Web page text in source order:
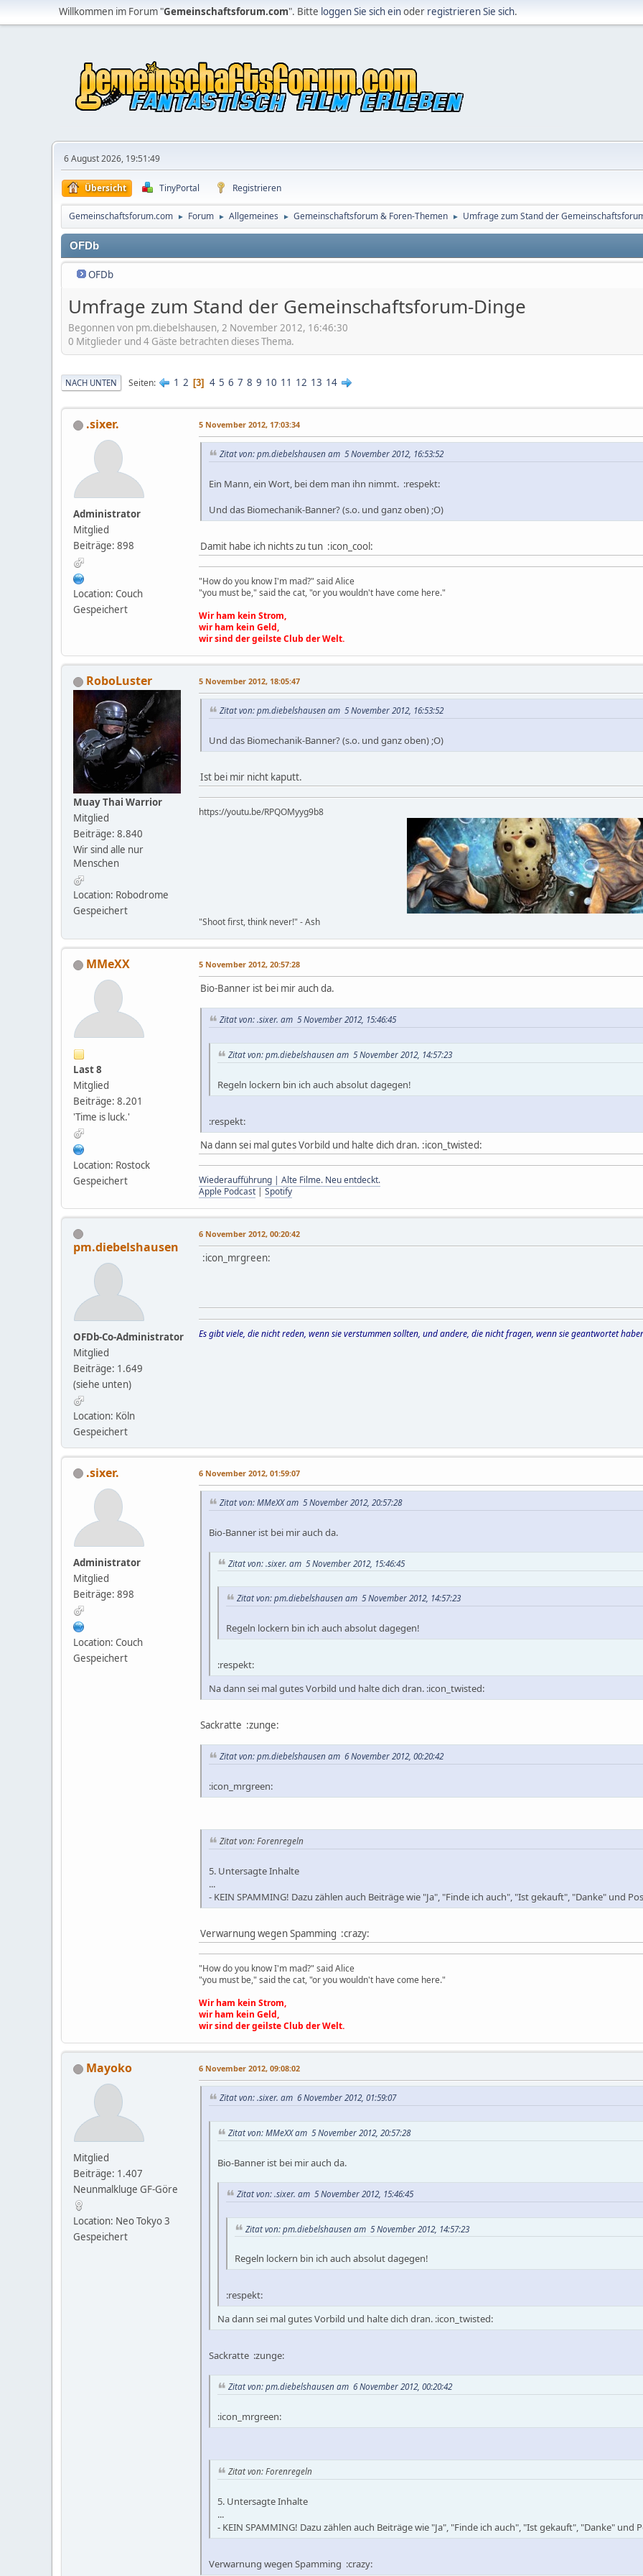
Willkommen im Forum "Gemeinschaftsforum.com". Bitte loggen Sie sich einoder registrieren Sie sich.
6 August 2026, 19:51:49
Übersicht TinyPortal Registrieren
Gemeinschaftsforum.com ► Forum ► Allgemeines ► Gemeinschaftsforum & Foren-Themen ► Umfrage zum Stand der
OFDb
OFDb
Umfrage zum Stand der Gemeinschaftsforum-Dinge
Begonnen von pm.diebelshausen, 2 November 2012, 16:46:30
0 Mitglieder und 4 Gäste betrachten dieses Thema.
NACH UNTEN Seiten 1 2 3 4 5 6 7 8 9 10 11 12 13 14
.sixer.
Administrator
Mitglied
Beiträge: 898
Location: Couch
Gespeichert
5 November 2012, 17:03:34
Zitat von: pm.diebelshausen am 5 November 2012, 16:53:52
Ein Mann, ein Wort, bei dem man ihn nimmt. :respekt:
Und das Biomechanik-Banner? (s.o. und ganz oben) ;O)
Damit habe ich nichts zu tun :icon_cool:
"How do you know I'm mad?" said Alice
"you must be," said the cat, "or you wouldn't have come here."
Wir ham kein Strom,
wir ham kein Geld,
wir sind der geilste Club der Welt.
RoboLuster
Muay Thai Warrior
Mitglied
Beiträge: 8.840
Wir sind alle nur
Menschen
Location: Robodrome
Gespeichert
5 November 2012, 18:05:47
Zitat von: pm.diebelshausen am 5 November 2012, 16:53:52
Und das Biomechanik-Banner? (s.o. und ganz oben) ;O)
Ist bei mir nicht kaputt.
https://youtu.be/RPQOMyyg9b8
"Shoot first, think never!" - Ash
MMeXX
Last 8
Mitglied
Beiträge: 8.201
'Time is luck.'
Location: Rostock
Gespeichert
5 November 2012, 20:57:28
Bio-Banner ist bei mir auch da.
Zitat von: .sixer. am 5 November 2012, 15:46:45
Zitat von: pm.diebelshausen am 5 November 2012, 14:57:23
Regeln lockern bin ich auch absolut dagegen!
:respekt:
Na dann sei mal gutes Vorbild und halte dich dran. :icon_twisted:
Wiederaufführung | Alte Filme. Neu entdeckt.
Apple Podcast | Spotify
pm.diebelshausen
OFDb-Co-Administrator
Mitglied
Beiträge: 1.649
(siehe unten)
Location: Köln
Gespeichert
6 November 2012, 00:20:42
:icon_mrgreen:
Es gibt viele, die nicht reden, wenn sie verstummen sollten, und andere, die nicht fragen, wenn sie geantwortet
.sixer.
Administrator
Mitglied
Beiträge: 898
Location: Couch
Gespeichert
6 November 2012, 01:59:07
Zitat von: MMeXX am 5 November 2012, 20:57:28
Bio-Banner ist bei mir auch da.
Zitat von: .sixer. am 5 November 2012, 15:46:45
Zitat von: pm.diebelshausen am 5 November 2012, 14:57:23
Regeln lockern bin ich auch absolut dagegen!
:respekt:
Na dann sei mal gutes Vorbild und halte dich dran. :icon_twisted:
Sackratte :zunge:
Zitat von: pm.diebelshausen am 6 November 2012, 00:20:42
:icon_mrgreen:
Zitat von: Forenregeln
5. Untersagte Inhalte
...
- KEIN SPAMMING! Dazu zählen auch Beiträge wie "Ja", "Finde ich auch", "Ist gekauft", "Danke" und
Verwarnung wegen Spamming :crazy:
"How do you know I'm mad?" said Alice
"you must be," said the cat, "or you wouldn't have come here."
Wir ham kein Strom,
wir ham kein Geld,
wir sind der geilste Club der Welt.
Mayoko
Mitglied
Beiträge: 1.407
Neunmalkluge GF-Göre
Location: Neo Tokyo 3
Gespeichert
6 November 2012, 09:08:02
Zitat von: .sixer. am 6 November 2012, 01:59:07
Zitat von: MMeXX am 5 November 2012, 20:57:28
Bio-Banner ist bei mir auch da.
Zitat von: .sixer. am 5 November 2012, 15:46:45
Zitat von: pm.diebelshausen am 5 November 2012, 14:57:23
Regeln lockern bin ich auch absolut dagegen!
:respekt:
Na dann sei mal gutes Vorbild und halte dich dran. :icon_twisted:
Sackratte :zunge:
Zitat von: pm.diebelshausen am 6 November 2012, 00:20:42
:icon_mrgreen:
Zitat von: Forenregeln
5. Untersagte Inhalte
...
- KEIN SPAMMING! Dazu zählen auch Beiträge wie "Ja", "Finde ich auch", "Ist gekauft", "Danke" und
Verwarnung wegen Spamming :crazy: